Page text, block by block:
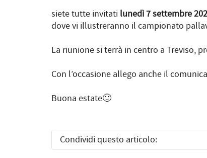
siete tutte invitati lunedì 7 settembre
dove vi illustreranno il campionato
La riunione si terrà in centro a Treviso,
Con l’occasione allego anche il
Buona estate🙂
Condividi questo articolo: